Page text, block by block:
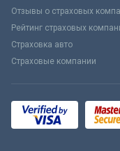
Отзывы о страховых
Рейтинг страховых
Страховка авто
Страховые компании